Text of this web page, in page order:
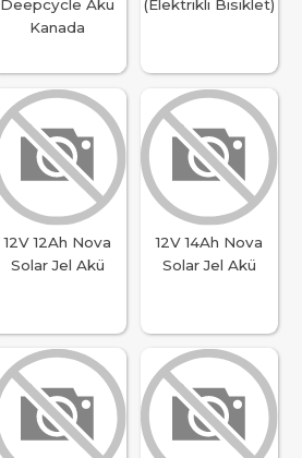
Deepcycle Akü
Kanada
(Elektrikli Bisiklet)
12V 12Ah Nova
Solar Jel Akü
12V 14Ah Nova
Solar Jel Akü